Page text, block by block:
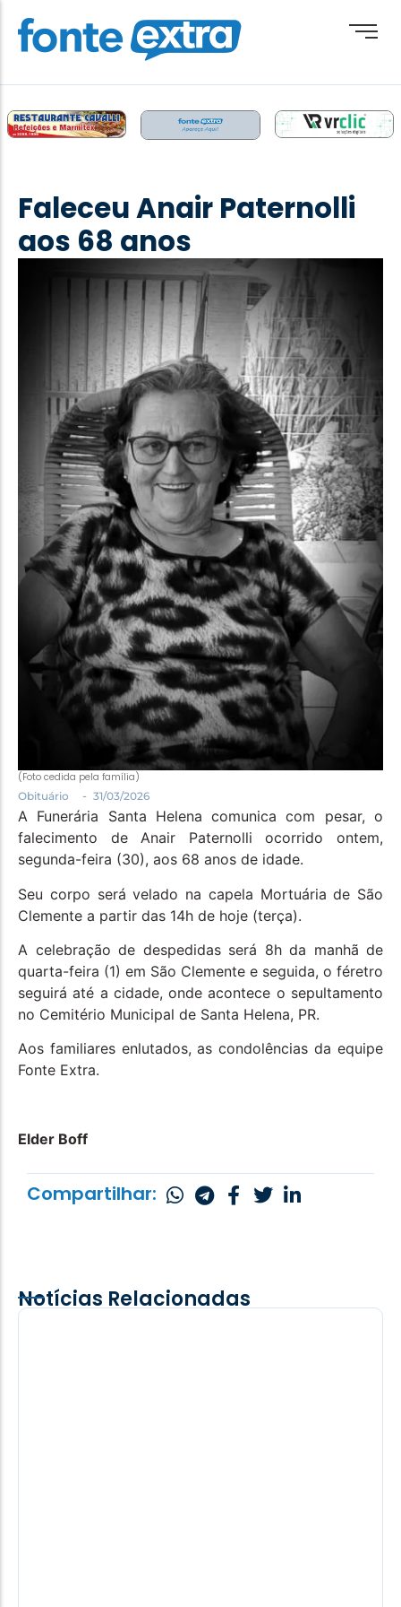
Destaque
Esporte
Paraguai
Política
Santa Helena e Região
Saúde e Bem-Estar
Faleceu Anair Paternolli
aos 68 anos
(Foto cedida pela família)
Obituário
- 31/03/2026
A Funerária Santa Helena comunica com pesar, o
falecimento de Anair Paternolli ocorrido ontem,
segunda-feira (30), aos 68 anos de idade.
Seu corpo será velado na capela Mortuária de São
Clemente a partir das 14h de hoje (terça).
A celebração de despedidas será 8h da manhã de
quarta-feira (1) em São Clemente e seguida, o féretro
seguirá até a cidade, onde acontece o sepultamento
no Cemitério Municipal de Santa Helena, PR.
Aos familiares enlutados, as condolências da equipe
Fonte Extra.
Elder Boff
Compartilhar:
Notícias Relacionadas